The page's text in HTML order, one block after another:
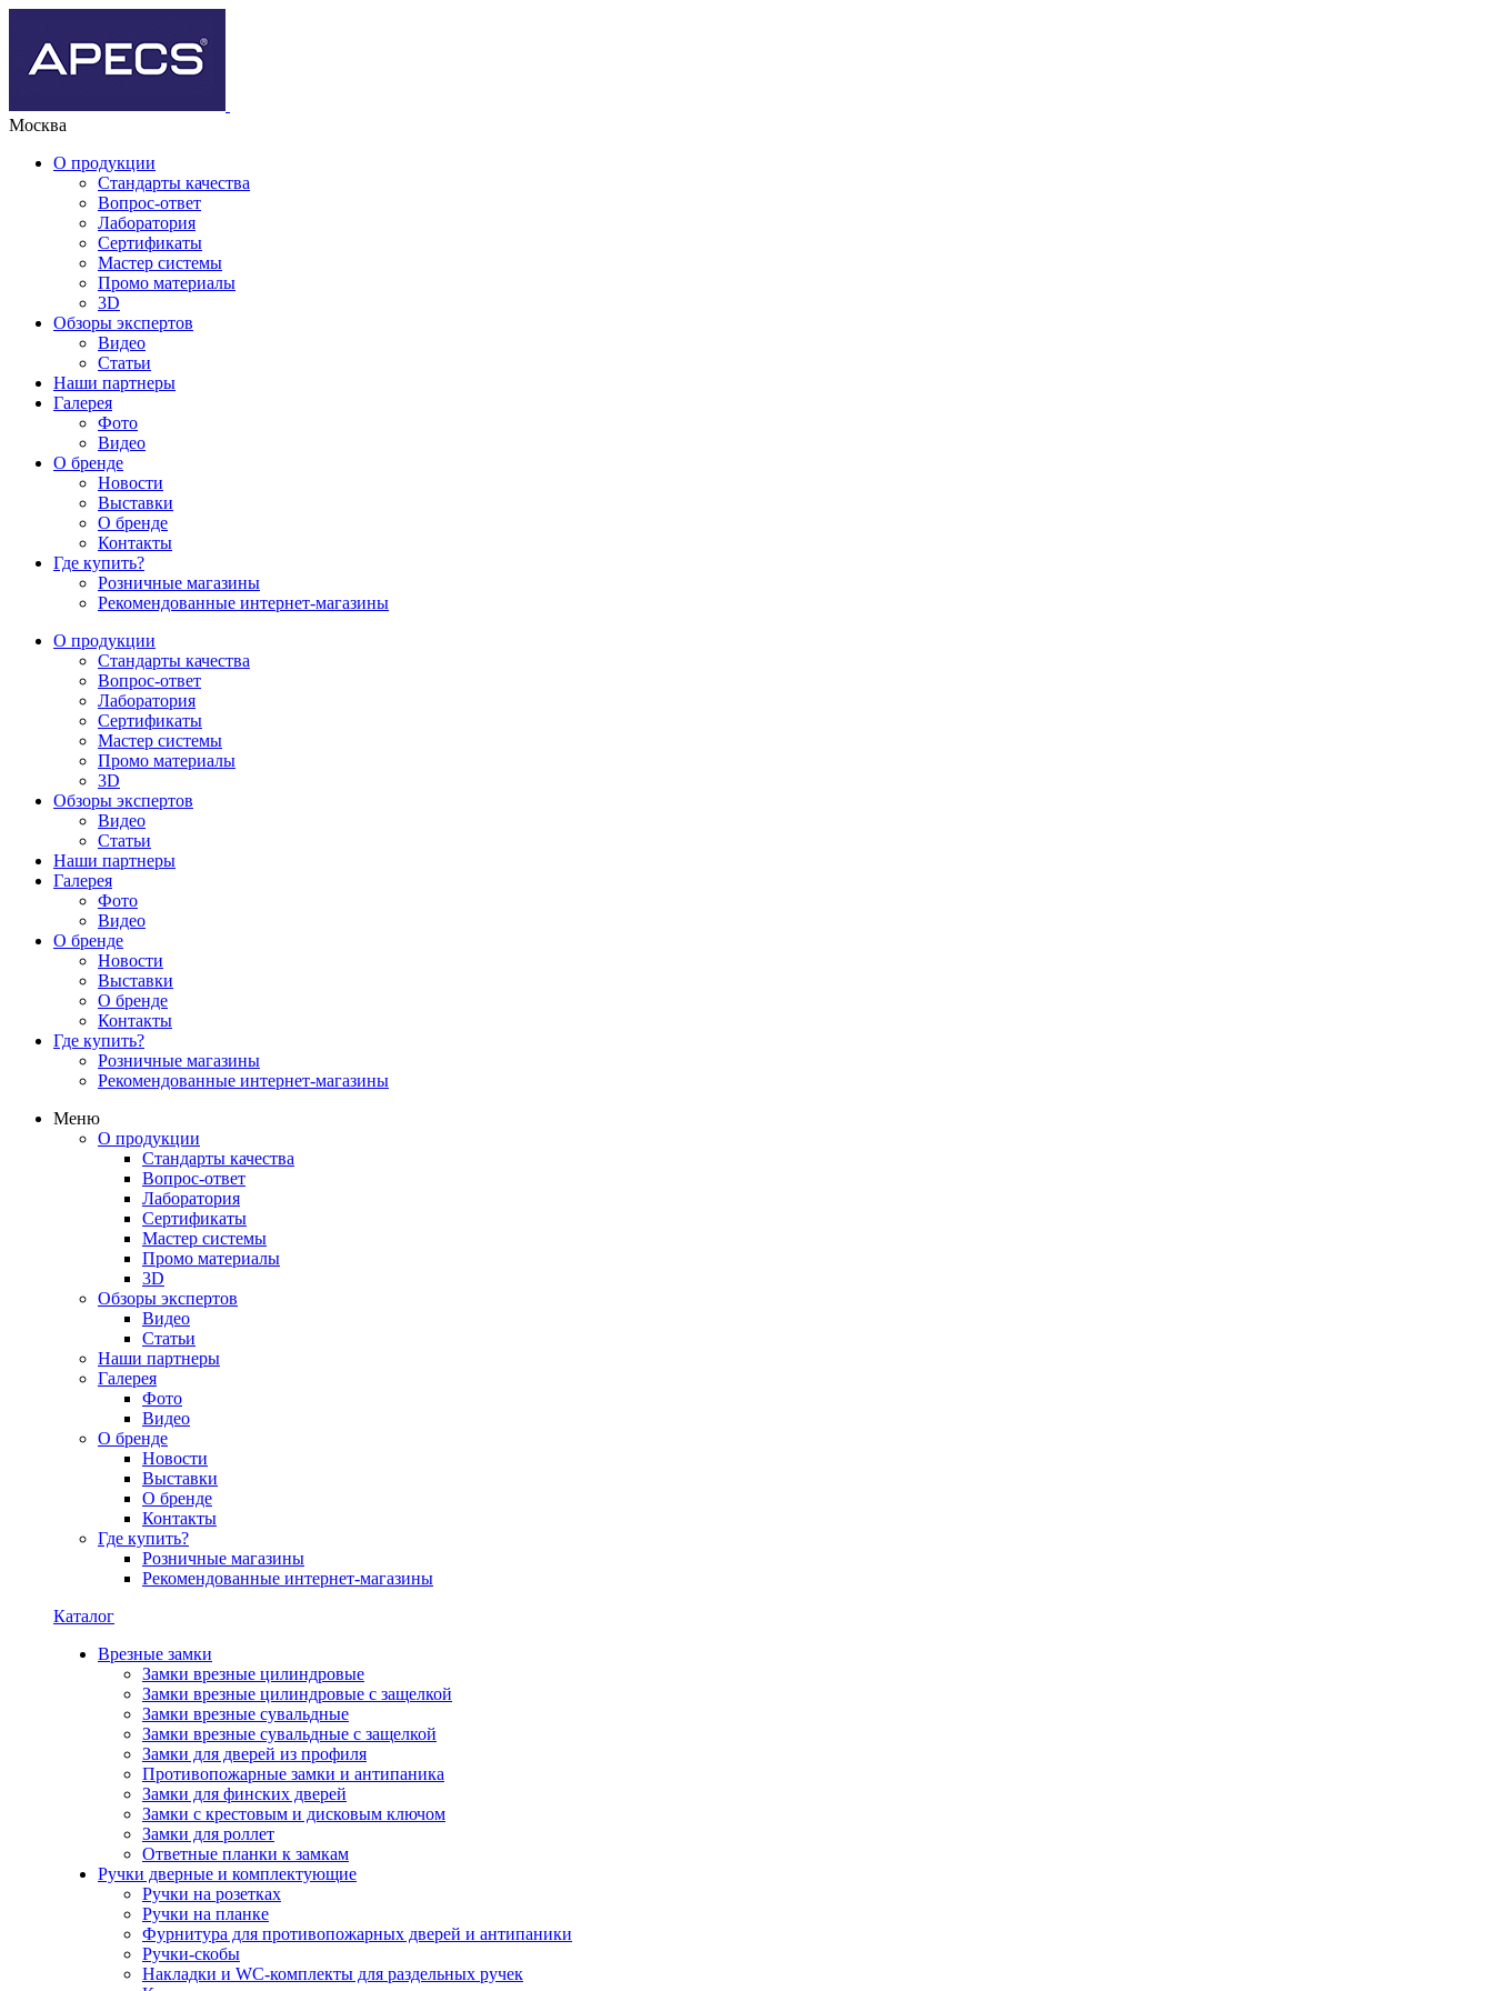
Москва
О продукции
Стандарты качества
Вопрос-ответ
Лаборатория
Сертификаты
Мастер системы
Промо материалы
3D
Обзоры экспертов
Видео
Статьи
Наши партнеры
Галерея
Фото
Видео
О бренде
Новости
Выставки
О бренде
Контакты
Где купить?
Розничные магазины
Рекомендованные интернет-магазины
О продукции
Стандарты качества
Вопрос-ответ
Лаборатория
Сертификаты
Мастер системы
Промо материалы
3D
Обзоры экспертов
Видео
Статьи
Наши партнеры
Галерея
Фото
Видео
О бренде
Новости
Выставки
О бренде
Контакты
Где купить?
Розничные магазины
Рекомендованные интернет-магазины
Меню
О продукции
Стандарты качества
Вопрос-ответ
Лаборатория
Сертификаты
Мастер системы
Промо материалы
3D
Обзоры экспертов
Видео
Статьи
Наши партнеры
Галерея
Фото
Видео
О бренде
Новости
Выставки
О бренде
Контакты
Где купить?
Розничные магазины
Рекомендованные интернет-магазины
Каталог
Врезные замки
Замки врезные цилиндровые
Замки врезные цилиндровые с защелкой
Замки врезные сувальдные
Замки врезные сувальдные с защелкой
Замки для дверей из профиля
Противопожарные замки и антипаника
Замки для финских дверей
Замки с крестовым и дисковым ключом
Замки для роллет
Ответные планки к замкам
Ручки дверные и комплектующие
Ручки на розетках
Ручки на планке
Фурнитура для противопожарных дверей и антипаники
Ручки-скобы
Накладки и WC-комплекты для раздельных ручек